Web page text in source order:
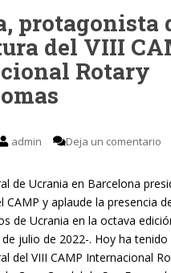
protagonista
del VIII
Rotary
admin Deja un comentario
de Ucrania en Barcelona
CAMP y aplaude la presencia
de Ucrania en la octava
julio de 2022-. Hoy ha tenido
del VIII CAMP Internacional